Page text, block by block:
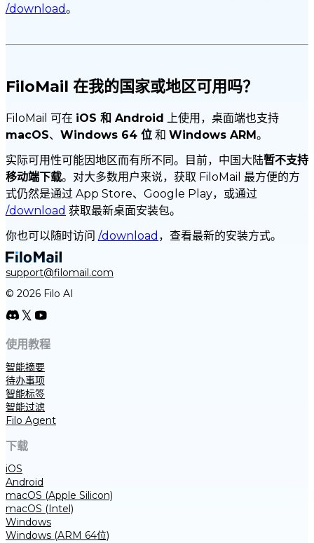
/download。
FiloMail 在我的国家或地区可用吗？
FiloMail 可在 iOS 和 Android 上使用，桌面端也支持
macOS、 Windows 64 位 和 Windows ARM 。
实际可用性可能因地区而有所不同。目前，中国大陆暂不支持
移动端下载。对大多数用户来说，获取 FiloMail 最方便的方
式仍然是通过 App Store、Google Play，或通过
/download 获取最新桌面安装包。
你也可以随时访问 /download ，查看最新的安装方式。
support@filomail.com
© 2026 Filo AI
使用教程
智能摘要
待办事项
智能标签
智能过滤
Filo Agent
下载
iOS
Android
macOS (Apple Silicon)
macOS (Intel)
Windows
Windows (ARM 64位)